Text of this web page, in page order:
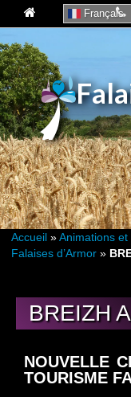
Accueil »Animations
Falaises d’Armor »
BREIZH
NOUVELLE
TOURISME
Français